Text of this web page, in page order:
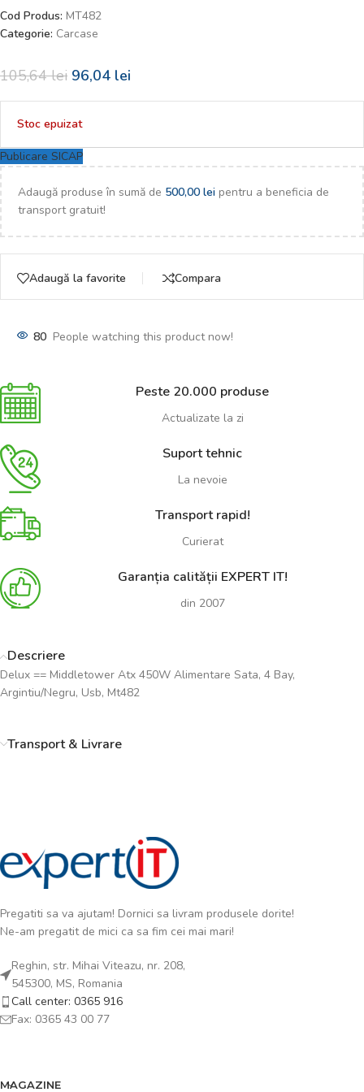
Cod Produs: MT482
Categorie: Carcase
105,64lei 96,04 lei
Stoc epuizat
Publicare SICAP
Adaugă produse în sumă de 500,00 lei pentru a beneficia de
transport gratuit!
Adaugă la favorite Compara
80 People watching this product now!
Peste 20.000 produse
Actualizate la zi
Suport tehnic
La nevoie
Transport rapid!
Curierat
Garanția calității EXPERT IT!
din 2007
Descriere
Delux == Middletower Atx 450W Alimentare Sata, 4 Bay,
Argintiu/Negru, Usb, Mt482
Transport & Livrare
Pregatiti sa va ajutam! Dornici sa livram produsele dorite!
Ne-am pregatit de mici ca sa fim cei mai mari!
Reghin, str. Mihai Viteazu, nr. 208,
545300, MS, Romania
Call center: 0365 916
Fax: 0365 43 00 77
MAGAZINE